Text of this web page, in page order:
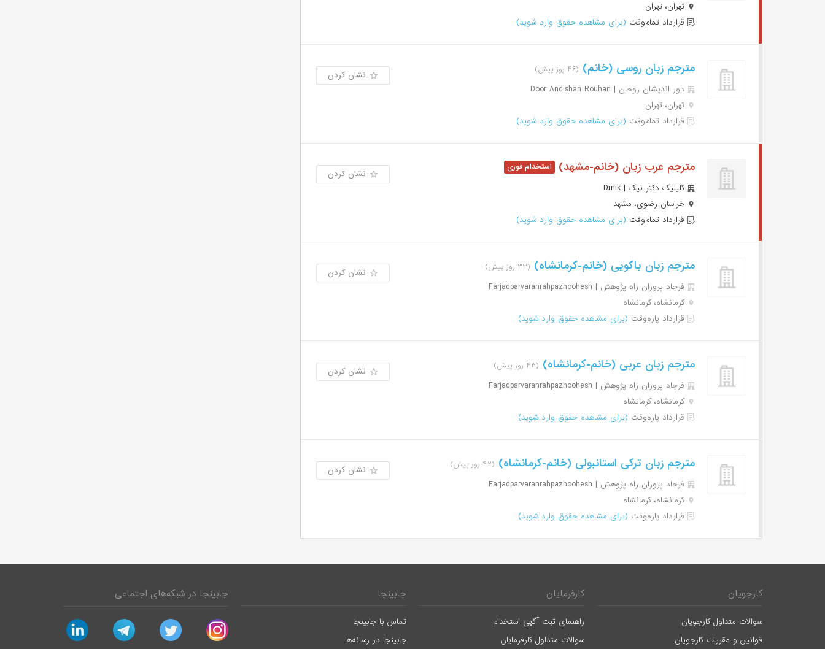
تهران، تهران
قرارداد تمام‌وقت (برای مشاهده حقوق وارد شوید)
مترجم زبان روسی (خانم) (۴۶ روز پیش)
دور اندیشان روحان | Door Andishan Rouhan
تهران، تهران
قرارداد تمام‌وقت (برای مشاهده حقوق وارد شوید)
نشان کردن
مترجم عرب زبان (خانم-مشهد)
کلینیک دکتر نیک | Drnik
خراسان رضوی، مشهد
قرارداد تمام‌وقت (برای مشاهده حقوق وارد شوید)
نشان کردن
مترجم زبان باکویی (خانم-کرمانشاه) (۳۳ روز پیش)
فرجاد پروران راه پژوهش | Farjadparvaranrahpazhoohesh
کرمانشاه، کرمانشاه
قرارداد پاره‌وقت (برای مشاهده حقوق وارد شوید)
نشان کردن
مترجم زبان عربی (خانم-کرمانشاه) (۴۳ روز پیش)
فرجاد پروران راه پژوهش | Farjadparvaranrahpazhoohesh
کرمانشاه، کرمانشاه
قرارداد پاره‌وقت (برای مشاهده حقوق وارد شوید)
نشان کردن
مترجم زبان ترکی استانبولی (خانم-کرمانشاه) (۴۲ روز پیش)
فرجاد پروران راه پژوهش | Farjadparvaranrahpazhoohesh
کرمانشاه، کرمانشاه
قرارداد پاره‌وقت (برای مشاهده حقوق وارد شوید)
نشان کردن
کارجویان
سوالات متداول کارجویان
قوانین و مقررات کارجویان
کارفرمایان
راهنمای ثبت آگهی استخدام
سوالات متداول کارفرمایان
جابینجا
تماس با جابینجا
جابینجا در رسانه‌ها
جابینجا در شبکه‌های اجتماعی
instagram
twitter
telegram
linkedin